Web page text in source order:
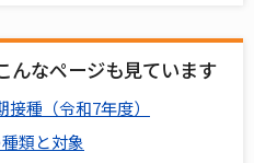
んなページも見ています
種（令和7年度）
類と対象